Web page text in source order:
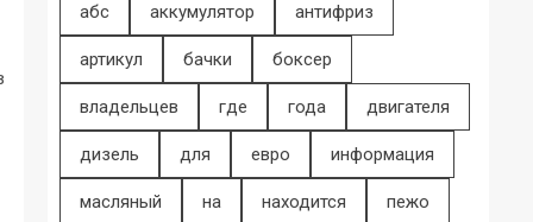
абс аккумулятор антифриз
артикул бачки боксер
владельцев где года двигателя
дизель для евро информация
масляный на находится пежо